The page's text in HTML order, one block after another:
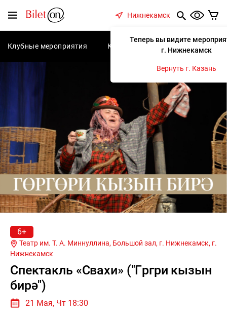
Меню
Нижнекамск
Теперь вы видите
г. Нижнекамск
Вернуть г. Казань
Клубные мероприятия Концерты Спектакли
6+
Театр им. Т. А. Миннуллина, Большой зал, г. Нижнекамск, г.
Нижнекамск
Спектакль «Свахи» ("Гөргөри кызын
бирә")
21 Мая, Чт 18:30